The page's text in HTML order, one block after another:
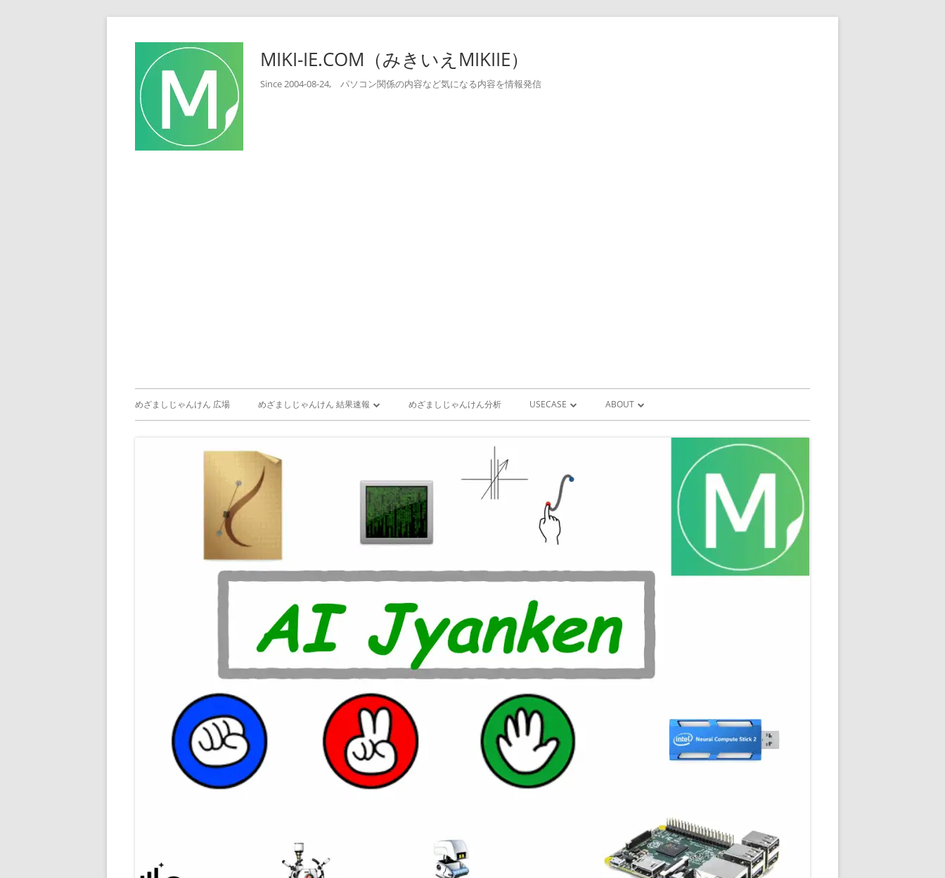
MIKI-IE.COM（みきいえMIKIIE）
Since 2004-08-24, パソコン関係の内容など気になる内容を情報発信
メ
めざましじゃんけん 広場 めざましじゃんけん 結果速報 めざましじゃんけん分析 USECASE
雨が降り出す前に通知①GOOGLE HOME
スピーカーとライン通知
GOOGLE HOME音声コマンドで、パソコ
GOOGLE HOME音声コマンドで、パソコ
ンを起動する
室温上昇（30℃）でLINE通知
室温上昇でパソコンシャットダウンと
LINE通知
電車遅延情報をGOOGLE HOME
NOTIFIERでアナウンス
他の部屋に連絡-BY-GOOGLE-HOME-
NOTIFIER
雨が降り出す前に通知②ピンポイント雨予
ABOUT